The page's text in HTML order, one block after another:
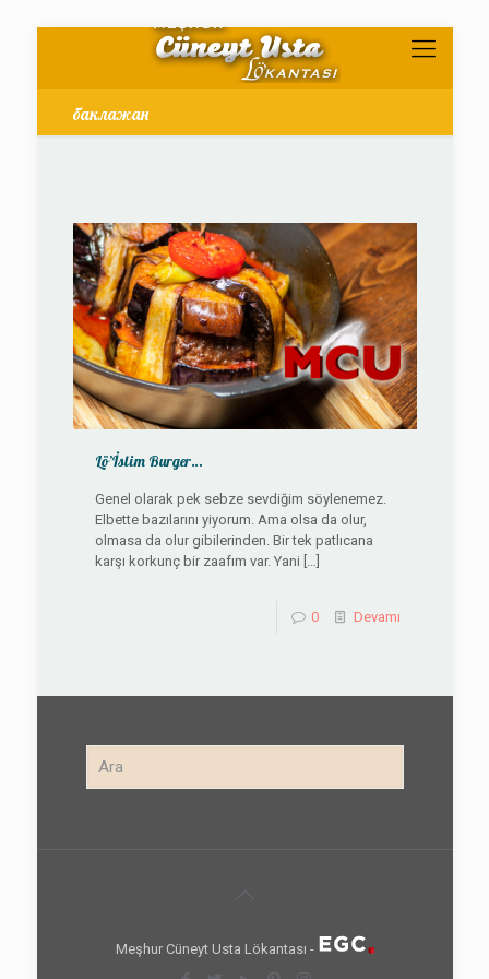
баклажан
Lö’İslim Burger…
Genel olarak pek sebze sevdiğim söylenemez.
Elbette bazılarını yiyorum. Ama olsa da olur,
olmasa da olur gibilerinden. Bir tek patlıcana
karşı korkunç bir zaafım var. Yani […]
0 Devamı
Meşhur Cüneyt Usta Lökantası -